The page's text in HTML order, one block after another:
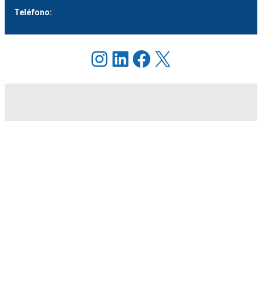
Teléfono:
Instagram
LinkedIn
Facebook
X